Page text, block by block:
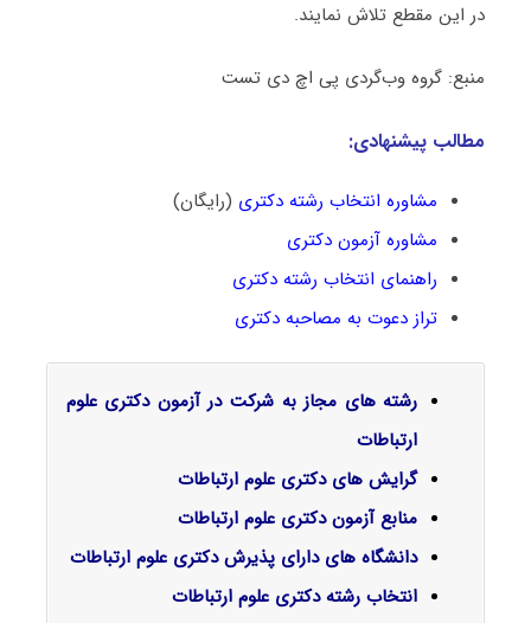
در این مقطع تلاش نمایند.
منبع: گروه وب‌گردی پی اچ دی تست
مطالب پیشنهادی:
مشاوره انتخاب رشته دکتری (رایگان)
مشاوره آزمون دکتری
راهنمای انتخاب رشته دکتری
تراز دعوت به مصاحبه دکتری
رشته های مجاز به شرکت در آزمون دکتری علوم
ارتباطات
گرایش‌ های دکتری علوم ارتباطات
منابع آزمون دکتری علوم ارتباطات
دانشگاه های دارای پذیرش دکتری علوم ارتباطات
انتخاب رشته دکتری علوم ارتباطات